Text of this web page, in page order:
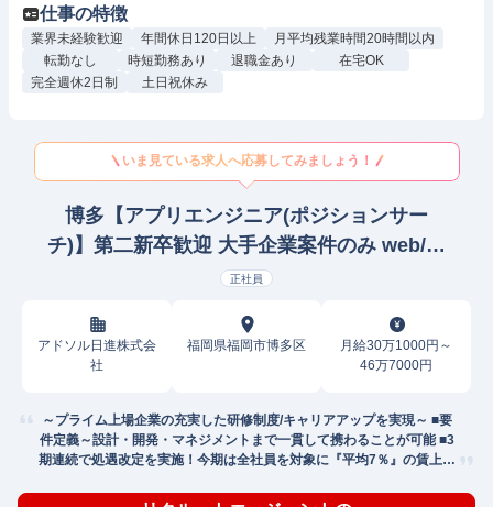
仕事の特徴
業界未経験歓迎 年間休日120日以上
月平均残業時間20時間以内
転勤なし
時短勤務あり 退職金あり
在宅OK
完全週休2日制
土日祝休み
いま見ている求人へ応募してみましょう！
博多【アプリエンジニア(ポジションサー
チ)】第二新卒歓迎 大手企業案件のみ web/オ
ープンプロジェクトリーダー
正社員
アドソル日進株式会
社
福岡県福岡市博多区
月給30万1000円～
46万7000円
～プライム上場企業の充実した研修制度/キャリアアップを実現～ ■要
件定義～設計・開発・マネジメントまで一貫して携わることが可能 ■3
期連続で処遇改定を実施！今期は全社員を対象に『平均7％』の賃上げ